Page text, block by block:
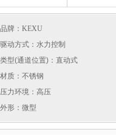
品牌： KEXU
驱动方式：水力控制
类型(通道位置)：直动式
材质：不锈钢
压力环境：高压
外形：微型